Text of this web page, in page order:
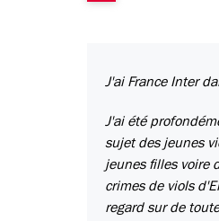
J'ai France Inter
J'ai été
sujet des jeunes
jeunes filles voire
crimes de viols
regard sur de